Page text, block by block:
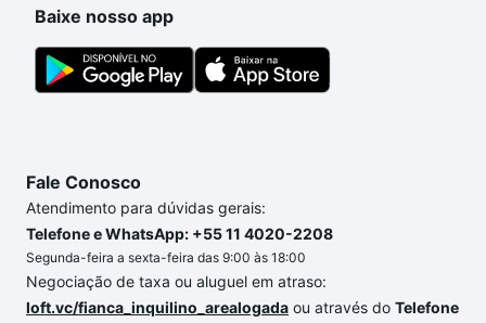
Baixe nosso app
Fale Conosco
Atendimento para dúvidas gerais:
Telefone e WhatsApp: +55 11 4020-2208
Segunda-feira a sexta-feira das 9:00 às 18:00
Negociação de taxa ou aluguel em atraso:
loft.vc/fianca_inquilino_arealogada ou através do Telefone